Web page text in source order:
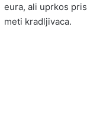
eura, ali uprkos
meti kradljivaca.